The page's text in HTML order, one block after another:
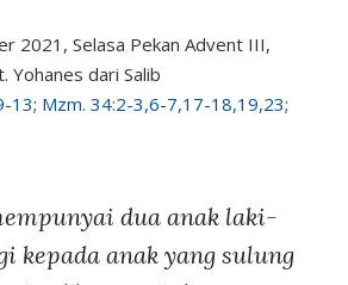
2021, Selasa Pekan Advent III,
Yohanes dari Salib
13; Mzm. 34:2-3,6-7,17-18,19,23;
dua anak laki-
kepada anak yang sulung